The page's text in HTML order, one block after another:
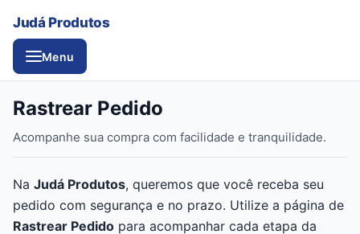
Judá Produtos
Menu
Rastrear Pedido
Acompanhe sua compra com facilidade e tranquilidade.
Na Judá Produtos, queremos que você receba seu
pedido com segurança e no prazo. Utilize a página de
Rastrear Pedido para acompanhar cada etapa da